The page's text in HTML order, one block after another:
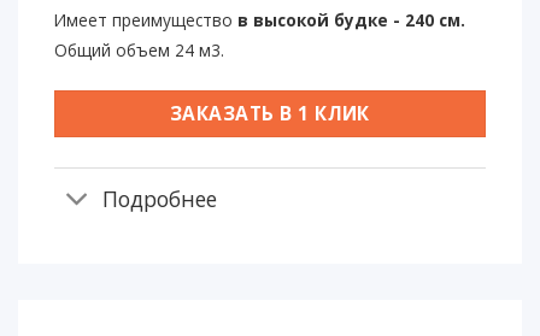
Имеет преимущество в высокой будке - 240 см.
Общий объем 24 м3.
ЗАКАЗАТЬ В 1 КЛИК
Подробнее